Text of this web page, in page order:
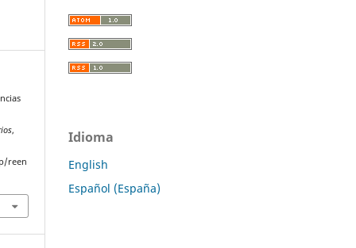
,
reen
Idioma
English
Español (España)